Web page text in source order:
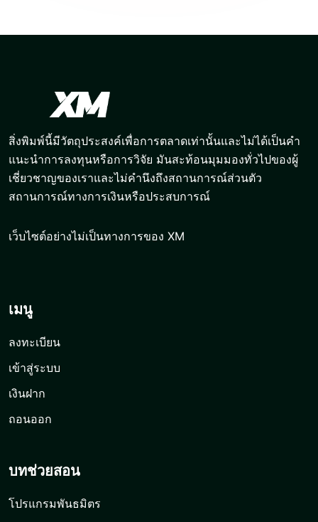
สิ่งพิมพ์นี้มีวัตถุประสงค์เพื่อการตลาดเท่านั้นและไม่ได้เป็นคำ
แนะนำการลงทุนหรือการวิจัย มันสะท้อนมุมมองทั่วไปของผู้
เชี่ยวชาญของเราและไม่คำนึงถึงสถานการณ์ส่วนตัว
สถานการณ์ทางการเงินหรือประสบการณ์
เว็บไซต์อย่างไม่เป็นทางการของ XM
เมนู
ลงทะเบียน
เข้าสู่ระบบ
เงินฝาก
ถอนออก
บทช่วยสอน
โปรแกรมพันธมิตร